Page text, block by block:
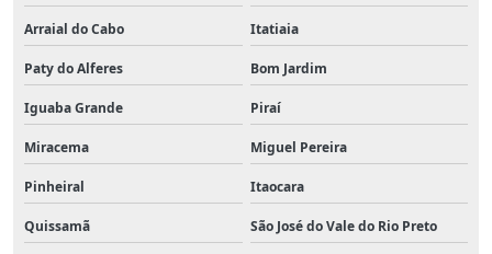
Arraial do Cabo Itatiaia
Paty do Alferes Bom Jardim
Iguaba Grande Piraí
Miracema Miguel Pereira
Pinheiral Itaocara
Quissamã São José do Vale do Rio Preto